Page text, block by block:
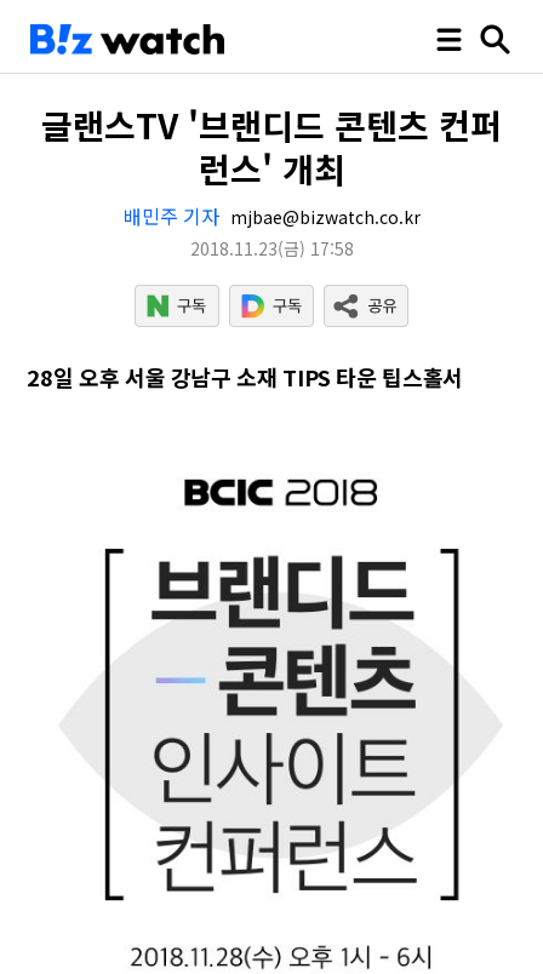
글랜스TV '브랜디드 콘텐츠 컨퍼
런스' 개최
배민주 기자 mjbae@bizwatch.co.kr
2018.11.23(금) 17:58
28일 오후 서울 강남구 소재 TIPS 타운 팁스홀서